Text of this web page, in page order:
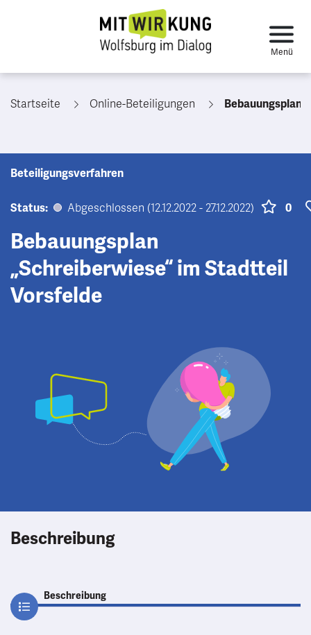
Startseite Online-Beteiligungen Bebauungsplan
Beteiligungsverfahren
Status: Abgeschlossen (12.12.2022 - 27.12.2022) 0
Bebauungsplan
„Schreiberwiese“ im Stadtteil
Vorsfelde
Beschreibung
Beschreibung